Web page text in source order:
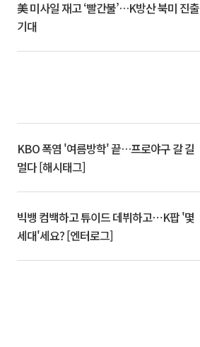
美 미사일 재고 ‘빨간불’…K방산 북미 진출
기대
KBO 폭염 '여름방학' 끝…프로야구 갈 길
멀다 [해시태그]
빅뱅 컴백하고 튜이드 데뷔하고⋯K팝 '몇
세대'세요? [엔터로그]